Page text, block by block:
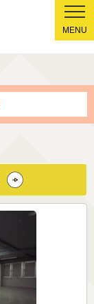
MENU